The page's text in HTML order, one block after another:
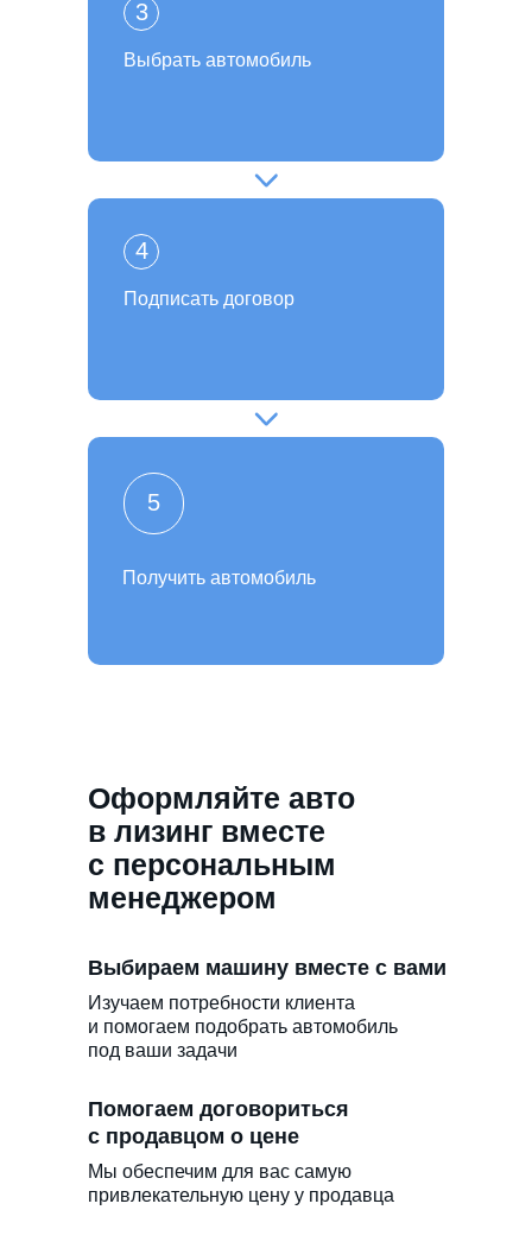
Получить автомобиль
5
Подписать договор
4
Выбрать автомобиль
3
Помогаем договориться
с продавцом о цене
Мы обеспечим для вас самую
привлекательную цену у продавца
Выбираем машину вместе с вами
Изучаем потребности клиента
и помогаем подобрать автомобиль
под ваши задачи
Оформляйте авто
в лизинг вместе
с персональным
менеджером